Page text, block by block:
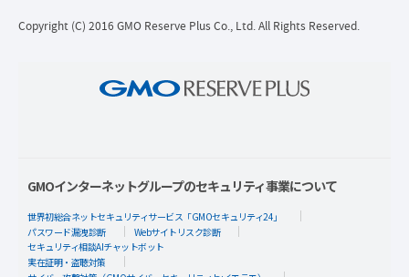
Copyright (C) 2016 GMO Reserve Plus Co., Ltd. All Rights Reserved.
GMOインターネットグループのセキュリティ事業について
世界初総合ネットセキュリティサービス「GMOセキュリティ24」
パスワード漏洩診断
Webサイトリスク診断
セキュリティ相談AIチャットボット
実在証明・盗聴対策